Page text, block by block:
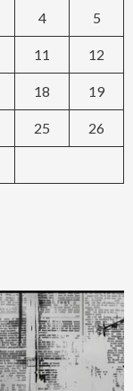
4 5
11 12
18 19
25 26